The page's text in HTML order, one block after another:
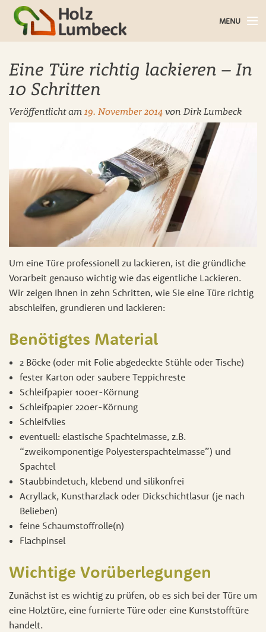
MENU
Holz im Garten
Bauholz
Service
Über uns
Kontakt
Eine Türe richtig lackieren – In
10 Schritten
Veröffentlicht am 19. November 2014 von Dirk Lumbeck
Um eine Türe professionell zu lackieren, ist die gründliche
Vorarbeit genauso wichtig wie das eigentliche Lackieren.
Wir zeigen Ihnen in zehn Schritten, wie Sie eine Türe richtig
abschleifen, grundieren und lackieren:
Benötigtes Material
2 Böcke (oder mit Folie abgedeckte Stühle oder Tische)
fester Karton oder saubere Teppichreste
Schleifpapier 100er-Körnung
Schleifpapier 220er-Körnung
Schleifvlies
eventuell: elastische Spachtelmasse, z.B.
“zweikomponentige Polyesterspachtelmasse”) und
Spachtel
Staubbindetuch, klebend und silikonfrei
Acryllack, Kunstharzlack oder Dickschichtlasur (je nach
Belieben)
feine Schaumstoffrolle(n)
Flachpinsel
Wichtige Vorüberlegungen
Zunächst ist es wichtig zu prüfen, ob es sich bei der Türe um
eine Holztüre, eine furnierte Türe oder eine Kunststofftüre
handelt.